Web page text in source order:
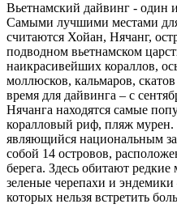
Вьетнамский дайвинг - один
Самыми лучшими местами
считаются Хойан, Нячанг,
подводном вьетнамском
наикрасивейших кораллов,
моллюсков, кальмаров,
время для дайвинга – с
Нячанга находятся самые
коралловый риф, пляж
являющийся национальным
собой 14 островов,
берега. Здесь обитают
зеленые черепахи и
которых нельзя встретить